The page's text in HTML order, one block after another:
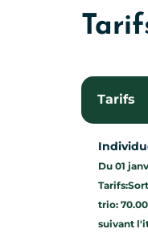
Tarifs
Du 01
trio:
suivant